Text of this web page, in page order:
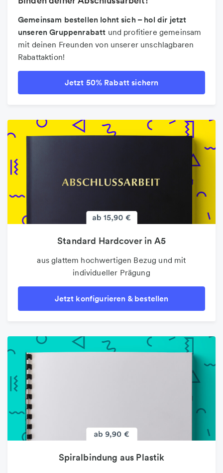
Gemeinsam bestellen lohnt sich – hol dir jetzt
unseren Gruppenrabatt und profitiere gemeinsam
mit deinen Freunden von unserer unschlagbaren
Rabattaktion!
Jetzt 50% Rabatt sichern
Standard Hardcover in A5
aus glattem hochwertigen Bezug und mit
individueller Prägung
Jetzt konfigurieren & bestellen
Spiralbindung aus Plastik